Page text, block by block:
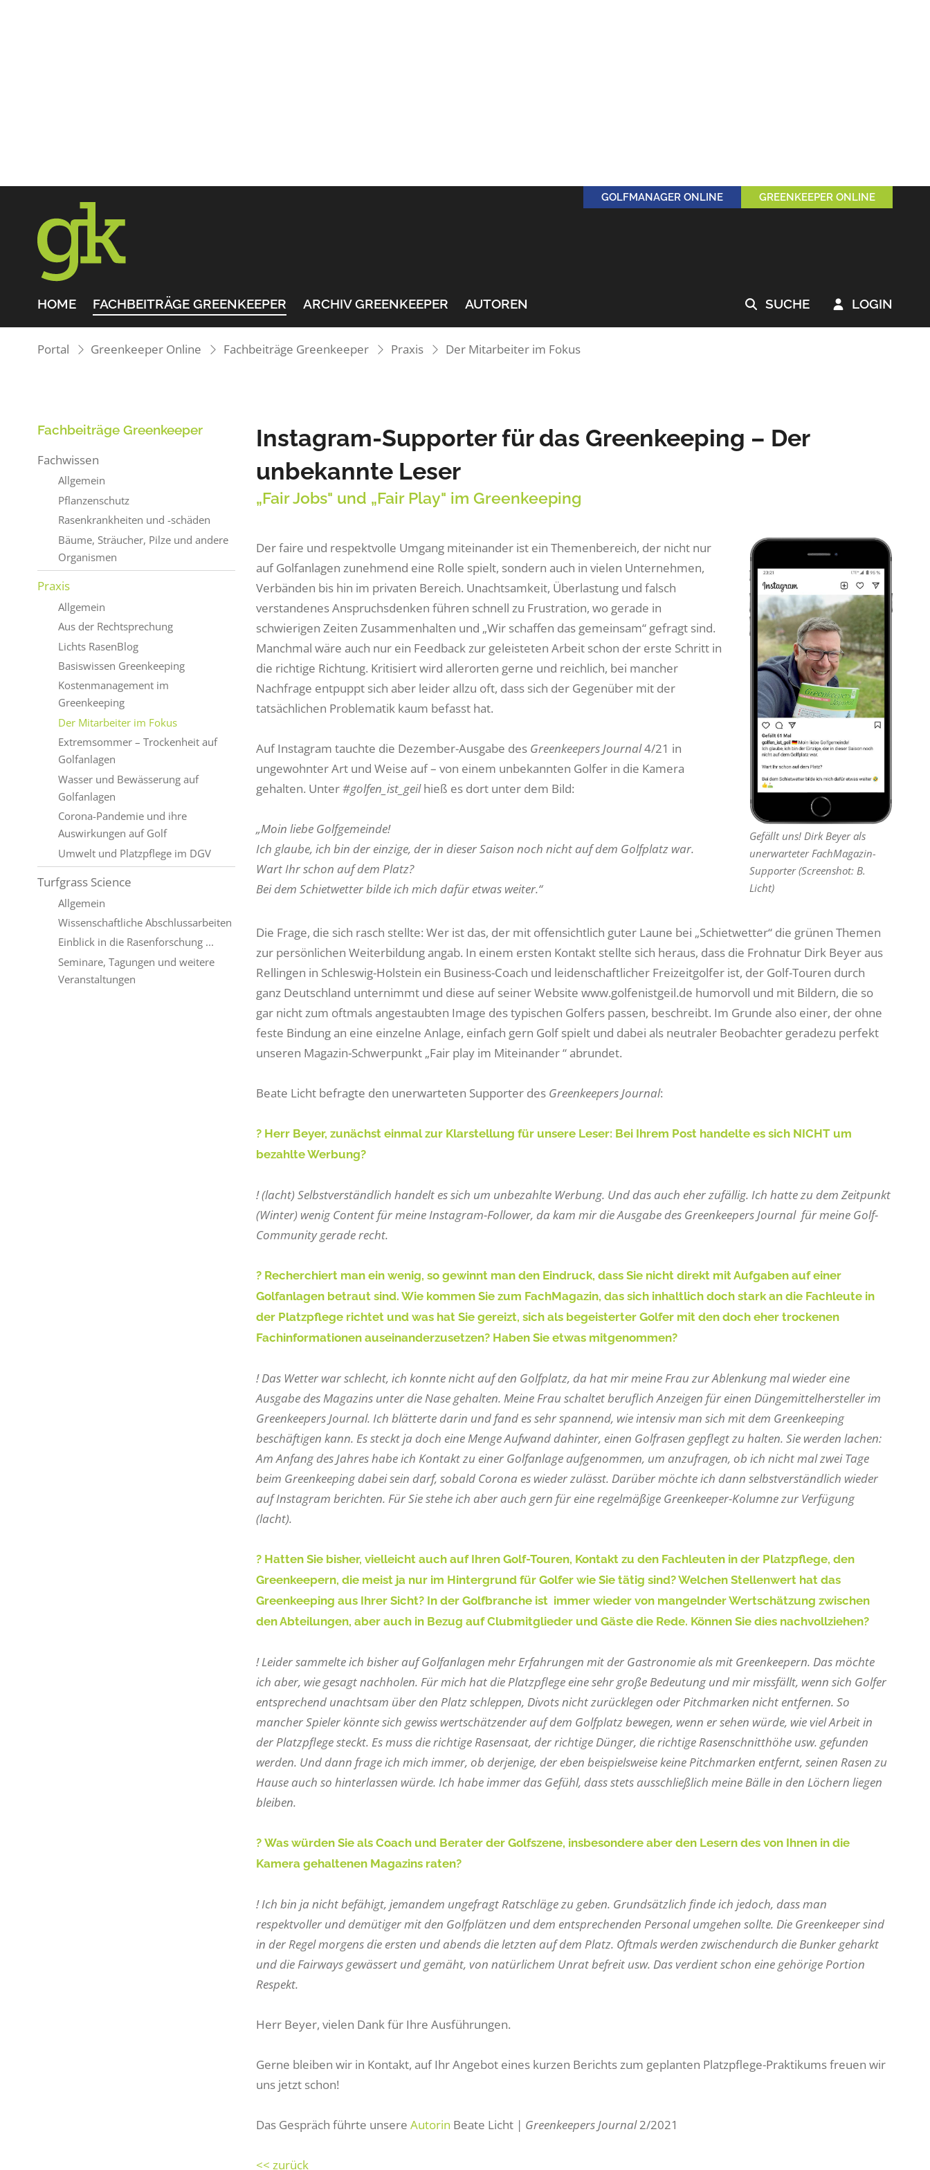
GOLFMANAGER ONLINE GREENKEEPER ONLINE
HOME FACHBEITRÄGE GREENKEEPER ARCHIV GREENKEEPER AUTOREN  SUCHE  LOGIN
Portal Greenkeeper Online Fachbeiträge Greenkeeper Praxis Der Mitarbeiter im Fokus
Instagram-Supporter für das Greenkeeping – Der
unbekannte Leser
„Fair Jobs" und „Fair Play" im Greenkeeping
Der faire und respektvolle Umgang miteinander ist ein Themenbereich, der nicht nur
auf Golfanlagen zunehmend eine Rolle spielt, sondern auch in vielen Unternehmen,
Verbänden bis hin im privaten Bereich. Unachtsamkeit, Überlastung und falsch
verstandenes Anspruchsdenken führen schnell zu Frustration, wo gerade in
schwierigen Zeiten Zusammenhalten und „Wir schaffen das gemeinsam“ gefragt sind.
Manchmal wäre auch nur ein Feedback zur geleisteten Arbeit schon der erste Schritt in
die richtige Richtung. Kritisiert wird allerorten gerne und reichlich, bei mancher
Nachfrage entpuppt sich aber leider allzu oft, dass sich der Gegenüber mit der
tatsächlichen Problematik kaum befasst hat.
Auf Instagram tauchte die Dezember-Ausgabe des Greenkeepers Journal4/21 in
ungewohnter Art und Weise auf – von einem unbekannten Golfer in die Kamera
gehalten. Unter#golfen_ist_geilhieß es dort unter dem Bild:
„Moin liebe Golfgemeinde!
Ich glaube, ich bin der einzige, der in dieser Saison noch nicht auf dem Golfplatz war.
Wart Ihr schon auf dem Platz?
Bei dem Schietwetter bilde ich mich dafür etwas weiter.“
Gefällt uns! Dirk Beyer als
unerwarteter FachMagazin-
Supporter (Screenshot: B.
Licht)
Die Frage, die sich rasch stellte: Wer ist das, der mit offensichtlich guter Laune bei „Schietwetter“ die grünen Themen
zur persönlichen Weiterbildung angab. In einem ersten Kontakt stellte sich heraus, dass die Frohnatur Dirk Beyer aus
Rellingen in Schleswig-Holstein ein Business-Coach und leidenschaftlicher Freizeitgolfer ist, der Golf-Touren durch
ganz Deutschland unternimmt und diese auf seiner Website www.golfenistgeil.de humorvoll und mit Bildern, die so
gar nicht zum oftmals angestaubten Image des typischen Golfers passen, beschreibt. Im Grunde also einer, der ohne
feste Bindung an eine einzelne Anlage, einfach gern Golf spielt und dabei als neutraler Beobachter geradezu perfekt
unseren Magazin-Schwerpunkt „Fair play im Miteinander “ abrundet.
Beate Licht befragte den unerwarteten Supporter des Greenkeepers Journal:
? Herr Beyer, zunächst einmal zur Klarstellung für unsere Leser: Bei Ihrem Post handelte es sich NICHT um
bezahlte Werbung?
! (lacht) Selbstverständlich handelt es sich um unbezahlte Werbung. Und das auch eher zufällig. Ich hatte zu dem Zeitpunkt
(Winter) wenig Content für meine Instagram-Follower, da kam mir die Ausgabe des Greenkeepers Journal für meine Golf-
Community gerade recht.
? Recherchiert man ein wenig, so gewinnt man den Eindruck, dass Sie nicht direkt mit Aufgaben auf einer
Golfanlagen betraut sind. Wie kommen Sie zum FachMagazin, das sich inhaltlich doch stark an die Fachleute in
der Platzpflege richtet und was hat Sie gereizt, sich als begeisterter Golfer mit den doch eher trockenen
Fachinformationen auseinanderzusetzen? Haben Sie etwas mitgenommen?
! Das Wetter war schlecht, ich konnte nicht auf den Golfplatz, da hat mir meine Frau zur Ablenkung mal wieder eine
Ausgabe des Magazins unter die Nase gehalten. Meine Frau schaltet beruflich Anzeigen für einen Düngemittelhersteller im
Greenkeepers Journal. Ich blätterte darin und fand es sehr spannend, wie intensiv man sich mit dem Greenkeeping
beschäftigen kann. Es steckt ja doch eine Menge Aufwand dahinter, einen Golfrasen gepflegt zu halten. Sie werden lachen:
Am Anfang des Jahres habe ich Kontakt zu einer Golfanlage aufgenommen, um anzufragen, ob ich nicht mal zwei Tage
beim Greenkeeping dabei sein darf, sobald Corona es wieder zulässt. Darüber möchte ich dann selbstverständlich wieder
auf Instagram berichten. Für Sie stehe ich aber auch gern für eine regelmäßige Greenkeeper-Kolumne zur Verfügung
(lacht).
? Hatten Sie bisher, vielleicht auch auf Ihren Golf-Touren, Kontakt zu den Fachleuten in der Platzpflege, den
Greenkeepern, die meist ja nur im Hintergrund für Golfer wie Sie tätig sind? Welchen Stellenwert hat das
Greenkeeping aus Ihrer Sicht? In der Golfbranche ist immer wieder von mangelnder Wertschätzung zwischen
den Abteilungen, aber auch in Bezug auf Clubmitglieder und Gäste die Rede. Können Sie dies nachvollziehen?
! Leider sammelte ich bisher auf Golfanlagen mehr Erfahrungen mit der Gastronomie als mit Greenkeepern. Das möchte
ich aber, wie gesagt nachholen. Für mich hat die Platzpflege eine sehr große Bedeutung und mir missfällt, wenn sich Golfer
entsprechend unachtsam über den Platz schleppen, Divots nicht zurücklegen oder Pitchmarken nicht entfernen. So
mancher Spieler könnte sich gewiss wertschätzender auf dem Golfplatz bewegen, wenn er sehen würde, wie viel Arbeit in
der Platzpflege steckt. Es muss die richtige Rasensaat, der richtige Dünger, die richtige Rasenschnitthöhe usw. gefunden
werden. Und dann frage ich mich immer, ob derjenige, der eben beispielsweise keine Pitchmarken entfernt, seinen Rasen zu
Hause auch so hinterlassen würde. Ich habe immer das Gefühl, dass stets ausschließlich meine Bälle in den Löchern liegen
bleiben.
? Was würden Sie als Coach und Berater der Golfszene, insbesondere aber den Lesern des von Ihnen in die
Kamera gehaltenen Magazins raten?
! Ich bin ja nicht befähigt, jemandem ungefragt Ratschläge zu geben. Grundsätzlich finde ich jedoch, dass man
respektvoller und demütiger mit den Golfplätzen und dem entsprechenden Personal umgehen sollte. Die Greenkeeper sind
in der Regel morgens die ersten und abends die letzten auf dem Platz. Oftmals werden zwischendurch die Bunker geharkt
und die Fairways gewässert und gemäht, von natürlichem Unrat befreit usw. Das verdient schon eine gehörige Portion
Respekt.
Herr Beyer, vielen Dank für Ihre Ausführungen.
Gerne bleiben wir in Kontakt, auf Ihr Angebot eines kurzen Berichts zum geplanten Platzpflege-Praktikums freuen wir
uns jetzt schon!
Das Gespräch führte unsereAutorin Beate Licht | Greenkeepers Journal2/2021
<< zurück
Fachbeiträge Greenkeeper
Fachwissen
Allgemein
Pflanzenschutz
Rasenkrankheiten und -schäden
Bäume, Sträucher, Pilze und andere
Organismen
Praxis
Allgemein
Aus der Rechtsprechung
Lichts RasenBlog
Basiswissen Greenkeeping
Kostenmanagement im
Greenkeeping
Der Mitarbeiter im Fokus
Extremsommer – Trockenheit auf
Golfanlagen
Wasser und Bewässerung auf
Golfanlagen
Corona-Pandemie und ihre
Auswirkungen auf Golf
Umwelt und Platzpflege im DGV
Turfgrass Science
Allgemein
Wissenschaftliche Abschlussarbeiten
Einblick in die Rasenforschung ...
Seminare, Tagungen und weitere
Veranstaltungen